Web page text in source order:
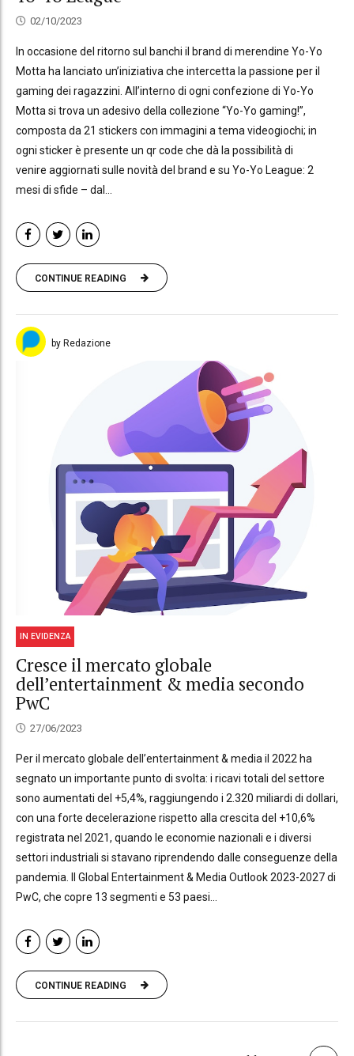
02/10/2023
In occasione del ritorno sul banchi il brand di merendine Yo-Yo
Motta ha lanciato un’iniziativa che intercetta la passione per il
gaming dei ragazzini. All’interno di ogni confezione di Yo-Yo
Motta si trova un adesivo della collezione “Yo-Yo gaming!”,
composta da 21 stickers con immagini a tema videogiochi; in
ogni sticker è presente un qr code che dà la possibilità di
venire aggiornati sulle novità del brand e su Yo-Yo League: 2
mesi di sfide – dal...
CONTINUE READING
by Redazione
IN EVIDENZA
Cresce il mercato globale
dell’entertainment & media secondo
PwC
27/06/2023
Per il mercato globale dell’entertainment & media il 2022 ha
segnato un importante punto di svolta: i ricavi totali del settore
sono aumentati del +5,4%, raggiungendo i 2.320 miliardi di dollari,
con una forte decelerazione rispetto alla crescita del +10,6%
registrata nel 2021, quando le economie nazionali e i diversi
settori industriali si stavano riprendendo dalle conseguenze della
pandemia. Il Global Entertainment & Media Outlook 2023-2027 di
PwC, che copre 13 segmenti e 53 paesi...
CONTINUE READING